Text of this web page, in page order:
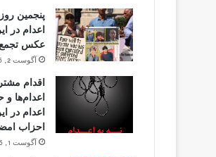
پنجمین
اعدام در
عکس
آگوست 2, 2026
اقدام
اعدام‌ها
اعدام در
احزاب
آگوست 1, 2026